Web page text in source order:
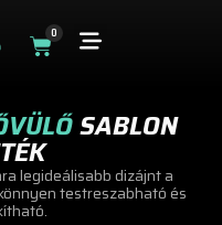
0
SABLON
legideálisabb dizájnt a
testreszabható és